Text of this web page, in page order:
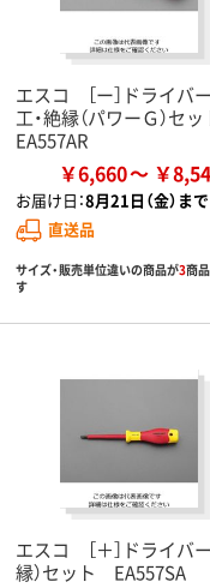
エスコ ［ー］ドライバ
工・絶縁（パワーＧ）セ
EA557AR
￥6,660 ￥
お届け日：8月21日（金）まで
直送品
サイズ・販売単位違いの商品が3商
す
エスコ ［＋］ドライバー
縁）セット EA557SA